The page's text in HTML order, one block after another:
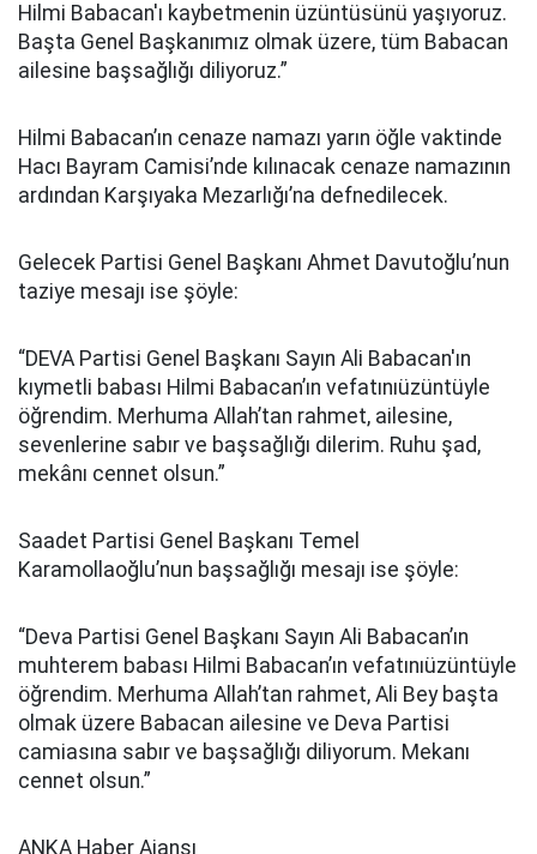
Hilmi Babacan'ı kaybetmenin üzüntüsünü yaşıyoruz.
Başta Genel Başkanımız olmak üzere, tüm Babacan
ailesine başsağlığı diliyoruz.”
Hilmi Babacan’ın cenaze namazı yarın öğle vaktinde
Hacı Bayram Camisi’nde kılınacak cenaze namazının
ardından Karşıyaka Mezarlığı’na defnedilecek.
Gelecek Partisi Genel Başkanı Ahmet Davutoğlu’nun
taziye mesajı ise şöyle:
“DEVA Partisi Genel Başkanı Sayın Ali Babacan'ın
kıymetli babası Hilmi Babacan’ın vefatınıüzüntüyle
öğrendim. Merhuma Allah’tan rahmet, ailesine,
sevenlerine sabır ve başsağlığı dilerim. Ruhu şad,
mekânı cennet olsun.”
Saadet Partisi Genel Başkanı Temel
Karamollaoğlu’nun başsağlığı mesajı ise şöyle:
“Deva Partisi Genel Başkanı Sayın Ali Babacan’ın
muhterem babası Hilmi Babacan’ın vefatınıüzüntüyle
öğrendim. Merhuma Allah’tan rahmet, Ali Bey başta
olmak üzere Babacan ailesine ve Deva Partisi
camiasına sabır ve başsağlığı diliyorum. Mekanı
cennet olsun.”
ANKA Haber Ajansı